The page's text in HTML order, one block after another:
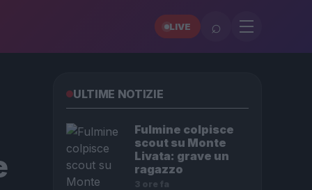
LIVE ⌕
ULTIME NOTIZIE
Fulmine colpisce
scout su Monte
Livata: grave un
ragazzo
3 ore fa